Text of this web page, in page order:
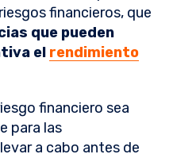
financieros, que
que pueden
el rendimiento
financiero sea
para las
a cabo antes de